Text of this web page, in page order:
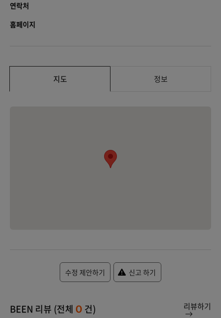
연락처
홈페이지
지도 정보
수정 제안하기 신고 하기
BEEN 리뷰 (전체 0 건) 리뷰하기